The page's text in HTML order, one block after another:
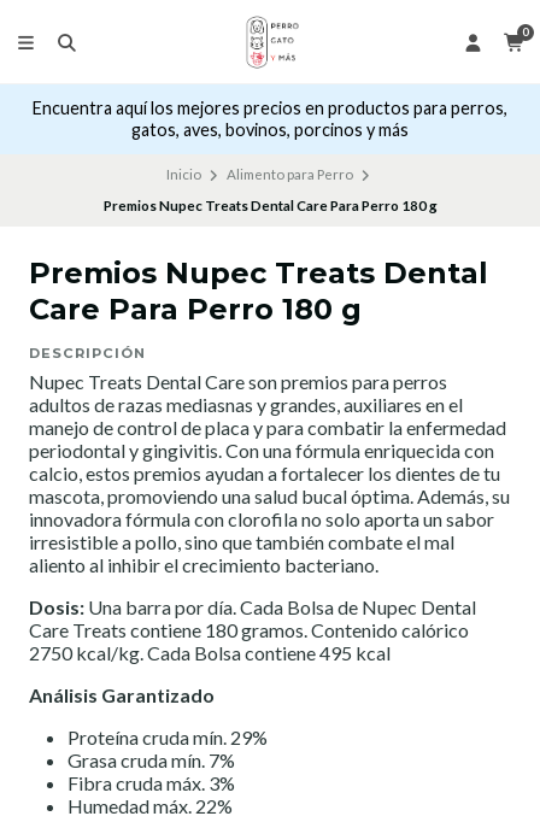
0
Encuentra aquí los mejores precios en productos para perros,
gatos, aves, bovinos, porcinos y más
Inicio
Alimento para Perro
Premios Nupec Treats Dental Care Para Perro 180 g
Premios Nupec Treats Dental
Care Para Perro 180 g
DESCRIPCIÓN
Nupec Treats Dental Care son premios para perros
adultos de razas mediasnas y grandes, auxiliares en el
manejo de control de placa y para combatir la enfermedad
periodontal y gingivitis. Con una fórmula enriquecida con
calcio, estos premios ayudan a fortalecer los dientes de tu
mascota, promoviendo una salud bucal óptima. Además, su
innovadora fórmula con clorofila no solo aporta un sabor
irresistible a pollo, sino que también combate el mal
aliento al inhibir el crecimiento bacteriano.
Dosis: Una barra por día. Cada Bolsa de Nupec Dental
Care Treats contiene 180 gramos. Contenido calórico
2750 kcal/kg. Cada Bolsa contiene 495 kcal
Análisis Garantizado
Proteína cruda mín. 29%
Grasa cruda mín. 7%
Fibra cruda máx. 3%
Humedad máx. 22%